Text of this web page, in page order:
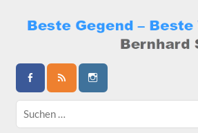
content
Bernhard Seidenath